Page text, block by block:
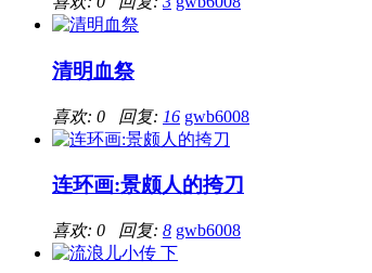
清明血祭
喜欢: 0 回复: 16 gwb6008
连环画:景颇人的挎刀
喜欢: 0 回复: 8 gwb6008